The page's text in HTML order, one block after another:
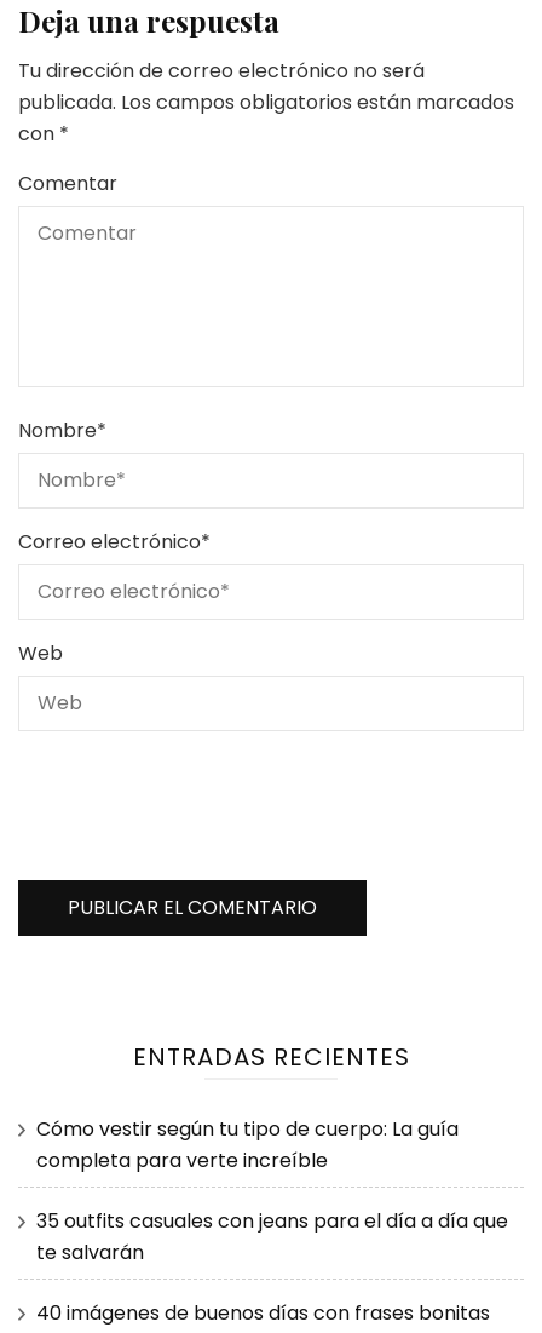
Deja una respuesta
Tu dirección de correo electrónico no será
publicada. Los campos obligatorios están marcados
con *
Comentar
Nombre*
Correo electrónico*
Web
ENTRADAS RECIENTES
Cómo vestir según tu tipo de cuerpo: La guía
completa para verte increíble
35 outfits casuales con jeans para el día a día que
te salvarán
40 imágenes de buenos días con frases bonitas